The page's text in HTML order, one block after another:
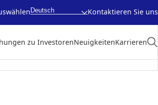
Deutsch Kontaktieren Sie uns
zu InvestorenNeuigkeitenKarrieren